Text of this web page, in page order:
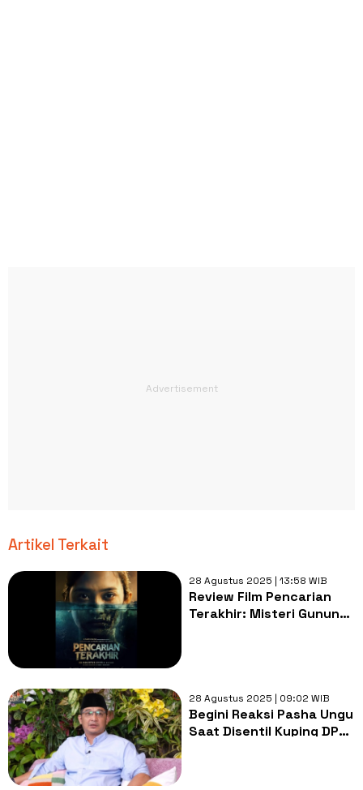
Artikel Terkait
28 Agustus 2025 | 13:58 WIB
Review Film Pencarian
Terakhir: Misteri Gunung
28 Agustus 2025 | 09:02 WIB
Begini Reaksi Pasha Ungu
Saat Disentil Kuping DPR